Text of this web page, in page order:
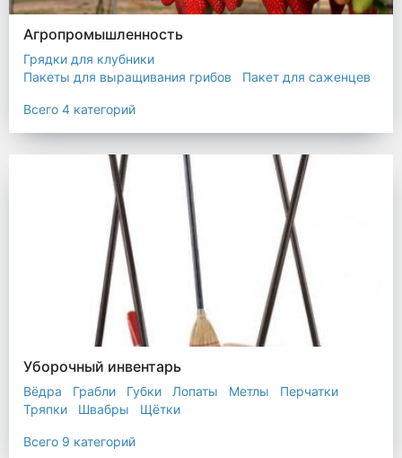
Агропромышленность
Грядки для клубники
Пакеты для выращивания грибов
Пакет для саженцев
Всего 4 категорий
Уборочный инвентарь
Вёдра Грабли Губки Лопаты Метлы
Перчатки
Тряпки
Швабры Щётки
Всего 9 категорий